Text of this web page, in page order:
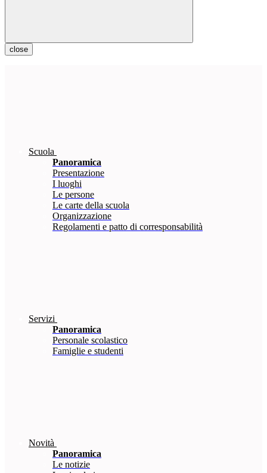
close
Scuola
Panoramica
Presentazione
I luoghi
Le persone
Le carte della scuola
Organizzazione
Regolamenti e patto di corresponsabilità
Servizi
Panoramica
Personale scolastico
Famiglie e studenti
Novità
Panoramica
Le notizie